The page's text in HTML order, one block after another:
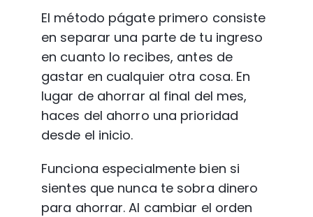
El método págate primero consiste
en separar una parte de tu ingreso
en cuanto lo recibes, antes de
gastar en cualquier otra cosa. En
lugar de ahorrar al final del mes,
haces del ahorro una prioridad
desde el inicio.
Funciona especialmente bien si
sientes que nunca te sobra dinero
para ahorrar. Al cambiar el orden